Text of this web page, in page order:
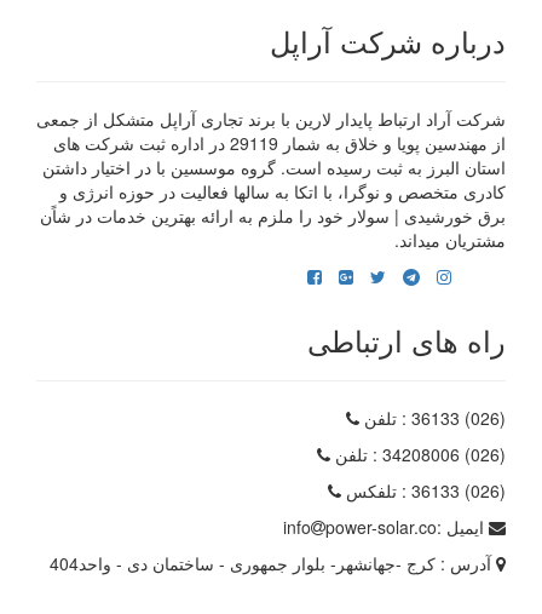
درباره شرکت آراپل
شرکت آراد ارتباط پایدار لارین با برند تجاری آراپل متشکل از جمعی
از مهندسین پویا و خلاق به شمار 29119 در اداره ثبت شرکت های
استان البرز به ثبت رسیده است. گروه موسسین با در اختیار داشتن
کادری متخصص و نوگرا، با اتکا به سالها فعالیت در حوزه انرژی و
برق خورشیدی | سولار خود را ملزم به ارائه بهترین خدمات در شاًن
مشتریان میداند.
راه های ارتباطی
(026) 36133
: تلفن
(026) 34208006
: تلفن
(026) 36133
: تلفکس
ایمیل :
info
power-solar.co
آدرس : کرج -جهانشهر- بلوار جمهوری - ساختمان دی - واحد404